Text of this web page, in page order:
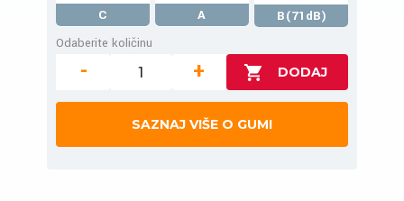
C A
B(71dB)
Odaberite količinu
- +
SAZNAJ VIŠE O GUMI